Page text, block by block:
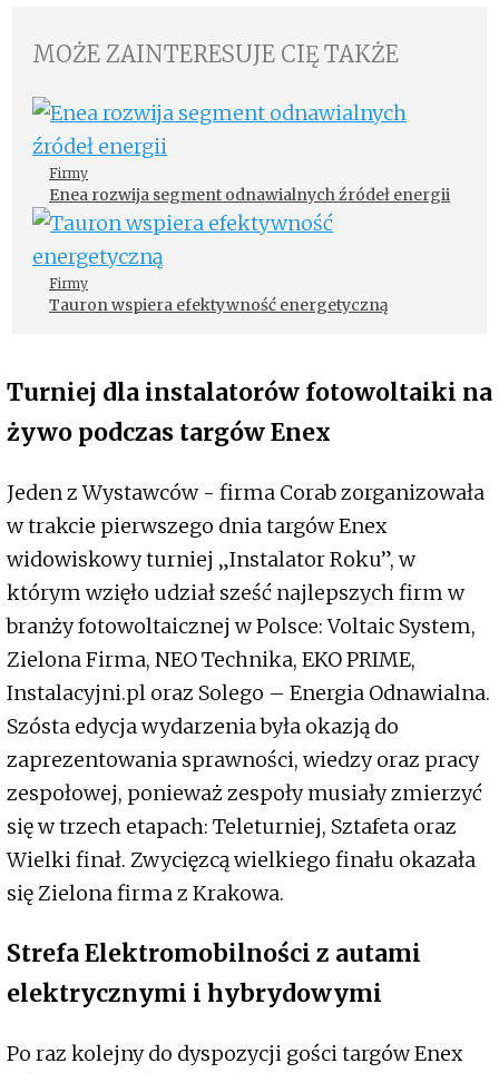
MOŻE ZAINTERESUJE CIĘ TAKŻE
Firmy
Enea rozwija segment odnawialnych źródeł energii
Firmy
Tauron wspiera efektywność energetyczną
Turniej dla instalatorów fotowoltaiki na
żywo podczas targów Enex
Jeden z Wystawców - firma Corab zorganizowała
w trakcie pierwszego dnia targów Enex
widowiskowy turniej „Instalator Roku”, w
którym wzięło udział sześć najlepszych firm w
branży fotowoltaicznej w Polsce: Voltaic System,
Zielona Firma, NEO Technika, EKO PRIME,
Instalacyjni.pl oraz Solego – Energia Odnawialna.
Szósta edycja wydarzenia była okazją do
zaprezentowania sprawności, wiedzy oraz pracy
zespołowej, ponieważ zespoły musiały zmierzyć
się w trzech etapach: Teleturniej, Sztafeta oraz
Wielki finał. Zwycięzcą wielkiego finału okazała
się Zielona firma z Krakowa.
Strefa Elektromobilności z autami
elektrycznymi i hybrydowymi
Po raz kolejny do dyspozycji gości targów Enex